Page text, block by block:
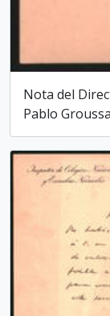
Nota del
Pablo